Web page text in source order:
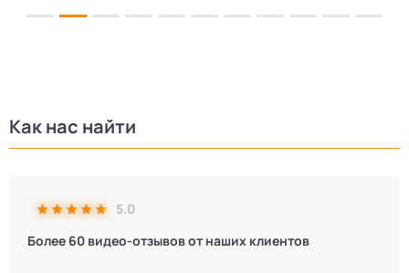
5.0
Более 60 видео-отзывов от наших клиентов
Как нас найти